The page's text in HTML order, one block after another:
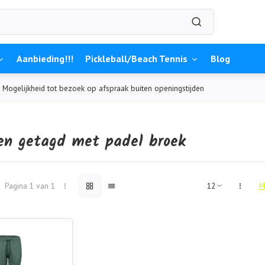
Aanbieding!!! Pickleball/Beach Tennis Blog
Mogelijkheid tot bezoek op afspraak buiten openingstijden
getagd met padel broek
Pagina 1 van 1